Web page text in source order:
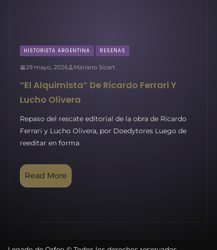
HISTORIETA ARGENTINA RESEÑAS
29 mayo, 2026 Mariano Sicart
“El Alquimista” De Ricardo Ferrari Y
Lucho Olivera
Repaso del rescate editorial de la obra de Ricardo
Ferrari y Lucho Olivera, por Doedytores Luego de
reeditar en forma
Read More